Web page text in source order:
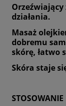
działania.
Masaż
dobremu
skórę, łatwo
Skóra staje
STOSOWANIE